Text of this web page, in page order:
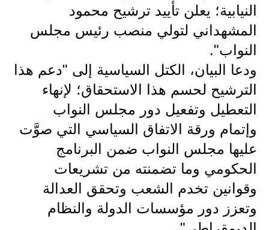
مرشحات
المرحلة الابتدائية
المرحلة المتوسطة
المرحلة الاعدادية
كتب مدرسية
المرحلة الابتدائية
المرحلة المتوسطة
المرحلة الاعدادية
النيابية؛ يعلن تأييد ترشيح محمود
المشهداني لتولي منصب رئيس مجلس
النواب".
ودعا البيان، الكتل السياسية إلى "دعم هذا
الترشيح لحسم هذا الاستحقاق؛ لإنهاء
التعطيل وتفعيل دور مجلس النواب
وإتمام ورقة الاتفاق السياسي التي صوَّت
عليها مجلس النواب ضمن البرنامج
الحكومي وما تضمنته من تشريعات
وقوانين تخدم الشعب وتحقق العدالة
وتعزز دور مؤسسات الدولة والنظام